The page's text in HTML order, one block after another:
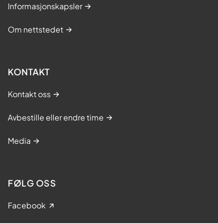
Informasjonskapsler
Om nettstedet
KONTAKT
Kontakt oss
Avbestille eller endre time
Media
FØLG OSS
Facebook